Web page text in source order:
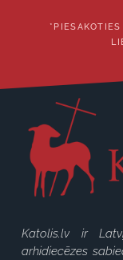
Katolis.lv ir
arhidiecēzes